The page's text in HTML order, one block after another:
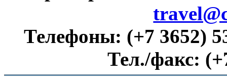
Телефоны: (+7 3652)
Тел./факс: